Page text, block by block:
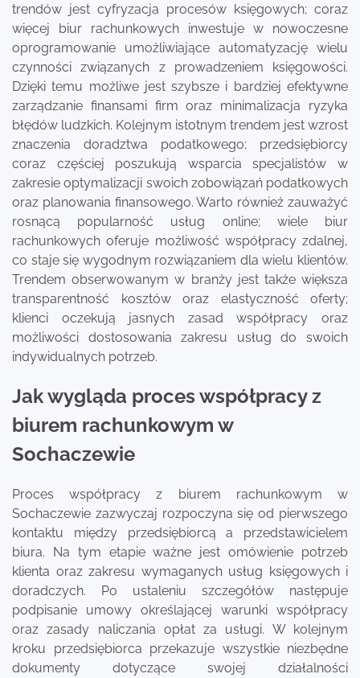
trendów jest cyfryzacja procesów księgowych; coraz
więcej biur rachunkowych inwestuje w nowoczesne
oprogramowanie umożliwiające automatyzację wielu
czynności związanych z prowadzeniem księgowości.
Dzięki temu możliwe jest szybsze i bardziej efektywne
zarządzanie finansami firm oraz minimalizacja ryzyka
błędów ludzkich. Kolejnym istotnym trendem jest wzrost
znaczenia doradztwa podatkowego; przedsiębiorcy
coraz częściej poszukują wsparcia specjalistów w
zakresie optymalizacji swoich zobowiązań podatkowych
oraz planowania finansowego. Warto również zauważyć
rosnącą popularność usług online; wiele biur
rachunkowych oferuje możliwość współpracy zdalnej,
co staje się wygodnym rozwiązaniem dla wielu klientów.
Trendem obserwowanym w branży jest także większa
transparentność kosztów oraz elastyczność oferty;
klienci oczekują jasnych zasad współpracy oraz
możliwości dostosowania zakresu usług do swoich
indywidualnych potrzeb.
Jak wygląda proces współpracy z
biurem rachunkowym w
Sochaczewie
Proces współpracy z biurem rachunkowym w
Sochaczewie zazwyczaj rozpoczyna się od pierwszego
kontaktu między przedsiębiorcą a przedstawicielem
biura. Na tym etapie ważne jest omówienie potrzeb
klienta oraz zakresu wymaganych usług księgowych i
doradczych. Po ustaleniu szczegółów następuje
podpisanie umowy określającej warunki współpracy
oraz zasady naliczania opłat za usługi. W kolejnym
kroku przedsiębiorca przekazuje wszystkie niezbędne
dokumenty dotyczące swojej działalności